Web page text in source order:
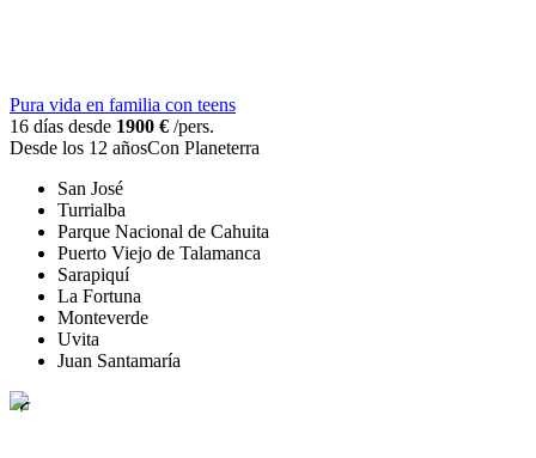
Pura vida en familia con teens
16 días desde 1900 € /pers.
Desde los 12 añosCon Planeterra
San José
Turrialba
Parque Nacional de Cahuita
Puerto Viejo de Talamanca
Sarapiquí
La Fortuna
Monteverde
Uvita
Juan Santamaría